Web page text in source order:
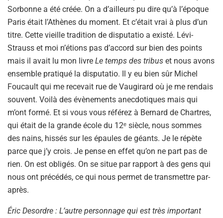
Sorbonne a été créée. On a d’ailleurs pu dire qu’à l’époque
Paris était l’Athènes du moment. Et c’était vrai à plus d’un
titre. Cette vieille tradition de disputatio a existé. Lévi-
Strauss et moi n’étions pas d’accord sur bien des points
mais il avait lu mon livre Le temps des tribus et nous avons
ensemble pratiqué la disputatio. Il y eu bien sûr Michel
Foucault qui me recevait rue de Vaugirard où je me rendais
souvent. Voilà des évènements anecdotiques mais qui
m’ont formé. Et si vous vous référez à Bernard de Chartres,
qui était de la grande école du 12ᵉ siècle, nous sommes
des nains, hissés sur les épaules de géants. Je le répète
parce que j’y crois. Je pense en effet qu’on ne part pas de
rien. On est obligés. On se situe par rapport à des gens qui
nous ont précédés, ce qui nous permet de transmettre par-
après.
Éric Desordre : L’autre personnage qui est très important